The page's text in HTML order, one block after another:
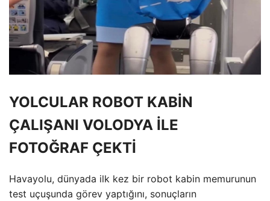
YOLCULAR ROBOT KABİN
ÇALIŞANI VOLODYA İLE
FOTOĞRAF ÇEKTİ
Havayolu, dünyada ilk kez bir robot kabin memurunun
test uçuşunda görev yaptığını, sonuçların